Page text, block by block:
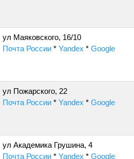
ул Маяковского, 16/10
Почта России * Yandex * Google
ул Пожарского, 22
Почта России * Yandex * Google
ул Академика Грушина, 4
Почта России * Yandex * Google